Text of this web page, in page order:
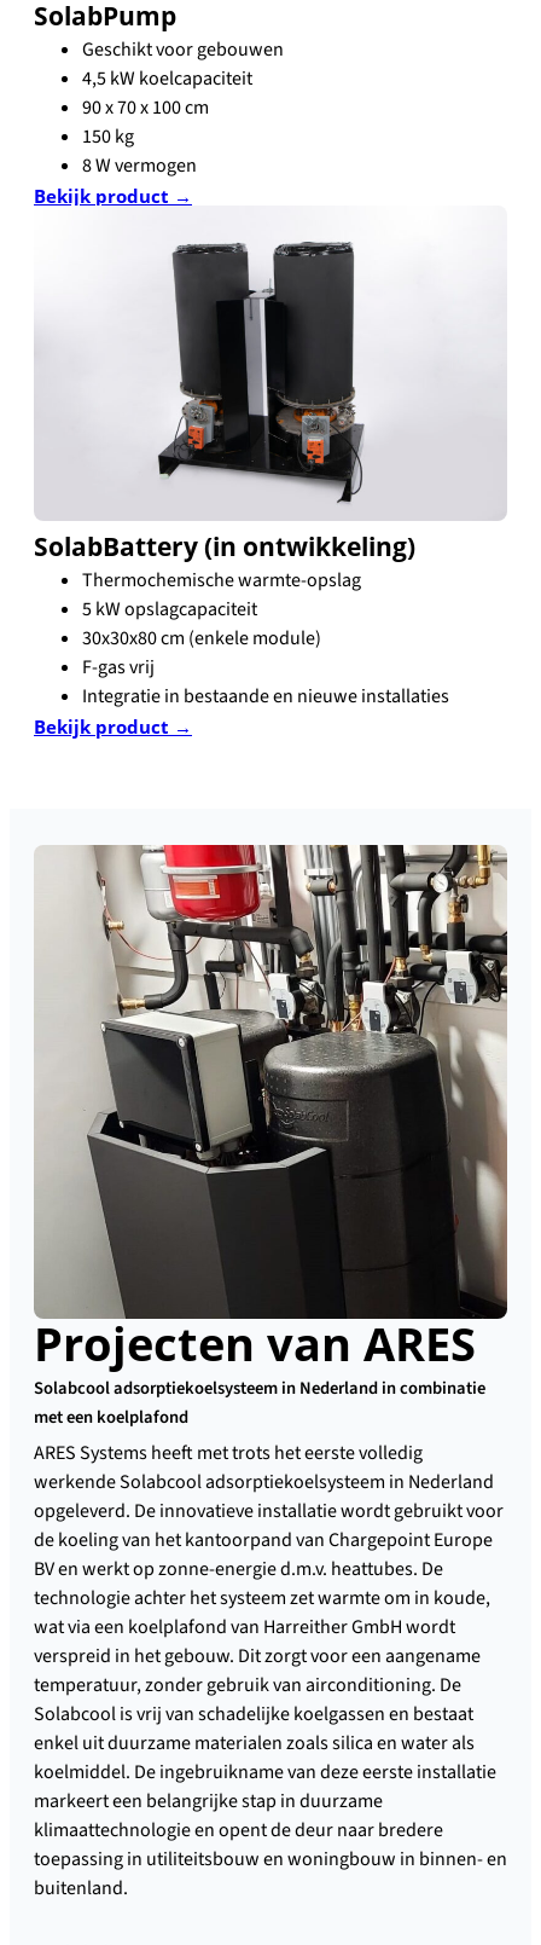
SolabPump
Geschikt voor gebouwen
4,5 kW koelcapaciteit
90 x 70 x 100 cm
150 kg
8 W vermogen
Bekijk product →
SolabBattery (in ontwikkeling)
Thermochemische warmte-opslag
5 kW opslagcapaciteit
30x30x80 cm (enkele module)
F-gas vrij
Integratie in bestaande en nieuwe installaties
Bekijk product →
Projecten van ARES
Solabcool adsorptiekoelsysteem in Nederland in combinatie
met een koelplafond
ARES Systems heeft met trots het eerste volledig
werkende Solabcool adsorptiekoelsysteem in Nederland
opgeleverd. De innovatieve installatie wordt gebruikt voor
de koeling van het kantoorpand van Chargepoint Europe
BV en werkt op zonne-energie d.m.v. heattubes. De
technologie achter het systeem zet warmte om in koude,
wat via een koelplafond van Harreither GmbH wordt
verspreid in het gebouw. Dit zorgt voor een aangename
temperatuur, zonder gebruik van airconditioning. De
Solabcool is vrij van schadelijke koelgassen en bestaat
enkel uit duurzame materialen zoals silica en water als
koelmiddel. De ingebruikname van deze eerste installatie
markeert een belangrijke stap in duurzame
klimaattechnologie en opent de deur naar bredere
toepassing in utiliteitsbouw en woningbouw in binnen- en
buitenland.